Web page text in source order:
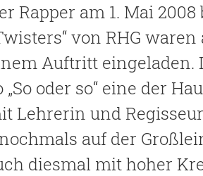
Rapper am 1. Mai
von RHG
Auftritt eingeladen.
oder so“ eine der
Lehrerin und
auf der
diesmal mit hoher